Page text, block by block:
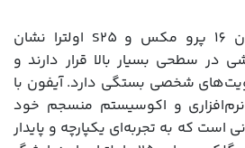
در نهایت مقایسه آیفون 16 پرو مکس و S25 اولترا نشان
سطحی بسیار بالا قرار دارند و
شخصی بستگی دارد. آیفون با
و اکوسیستم منسجم خود
است که به تجربه‌ای یکپارچه و پایدار